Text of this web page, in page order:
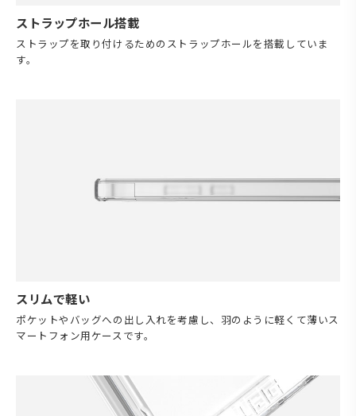
ストラップホール搭載
ストラップを取り付けるためのストラップホールを搭載していま
す。
スリムで軽い
ポケットやバッグへの出し入れを考慮し、羽のように軽くて薄いス
マートフォン用ケースです。